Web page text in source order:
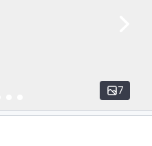
7